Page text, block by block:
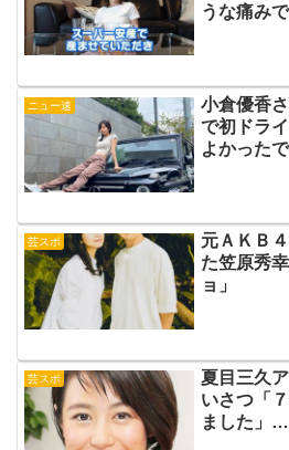
うな痛み
ニュー速
小倉優香
で初ドラ
よかった
芸スポ
元ＡＫＢ
た笠原秀
ョ」
芸スポ
夏目三久
いさつ「
ました」